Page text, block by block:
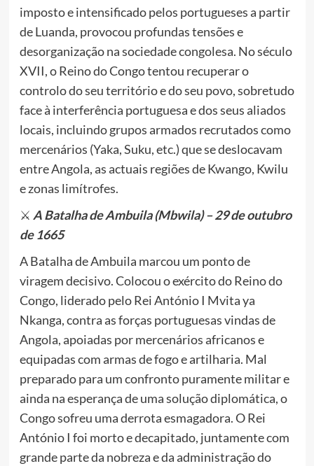
imposto e intensificado pelos portugueses a partir
de Luanda, provocou profundas tensões e
desorganização na sociedade congolesa. No século
XVII, o Reino do Congo tentou recuperar o
controlo do seu território e do seu povo, sobretudo
face à interferência portuguesa e dos seus aliados
locais, incluindo grupos armados recrutados como
mercenários (Yaka, Suku, etc.) que se deslocavam
entre Angola, as actuais regiões de Kwango, Kwilu
e zonas limítrofes.
⚔️ A Batalha de Ambuila (Mbwila) – 29 de outubro
de 1665
A Batalha de Ambuila marcou um ponto de
viragem decisivo. Colocou o exército do Reino do
Congo, liderado pelo Rei António I Mvita ya
Nkanga, contra as forças portuguesas vindas de
Angola, apoiadas por mercenários africanos e
equipadas com armas de fogo e artilharia. Mal
preparado para um confronto puramente militar e
ainda na esperança de uma solução diplomática, o
Congo sofreu uma derrota esmagadora. O Rei
António I foi morto e decapitado, juntamente com
grande parte da nobreza e da administração do